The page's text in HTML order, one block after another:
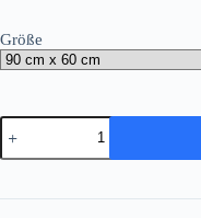
Größe
Dampflok
BR
52
auf